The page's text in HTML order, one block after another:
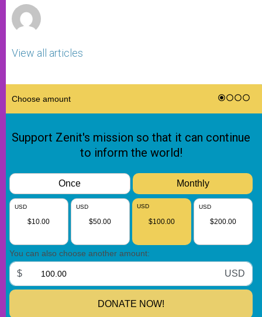
View all articles